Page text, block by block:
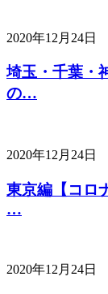
2020年12月24日
埼玉・千葉・
の…
2020年12月24日
東京編【コロ
…
2020年12月24日